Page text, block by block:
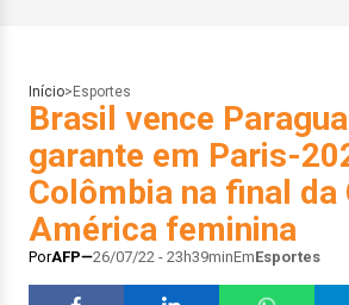
Início> Esportes
Brasil vence
garante em Paris-
Colômbia na final da
América feminina
PorAFP 26/07/22 - 23h39minEmEsportes